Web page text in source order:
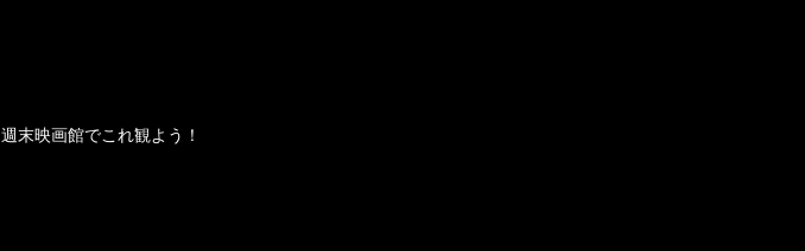
週末映画館でこれ観よう！